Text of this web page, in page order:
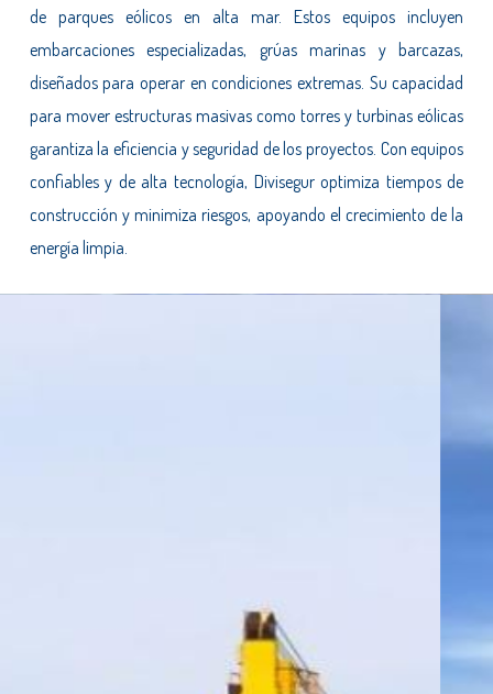
de parques eólicos en alta mar. Estos equipos incluyen
embarcaciones especializadas, grúas marinas y barcazas,
diseñados para operar en condiciones extremas. Su capacidad
para mover estructuras masivas como torres y turbinas eólicas
garantiza la eficiencia y seguridad de los proyectos. Con equipos
confiables y de alta tecnología, Divisegur optimiza tiempos de
construcción y minimiza riesgos, apoyando el crecimiento de la
energía limpia.